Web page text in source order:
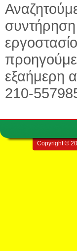
εξαήμερη
210-
Copyright ©